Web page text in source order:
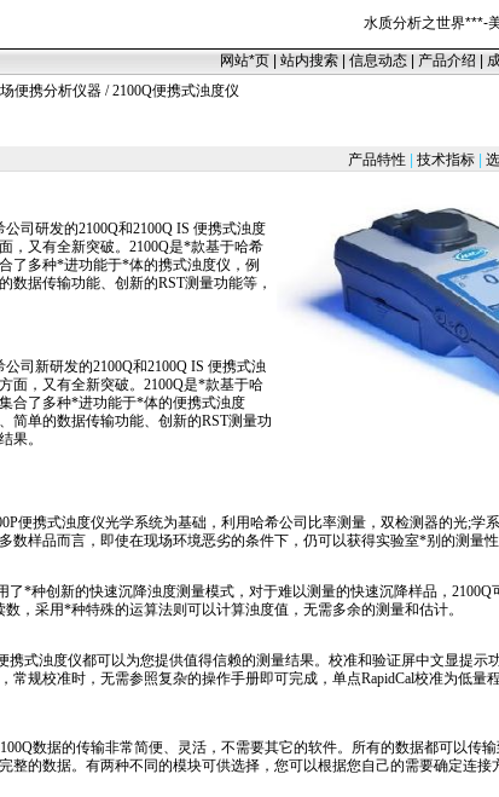
水质分析之世界***-
网站*页 站内搜索 信息动态 产品介绍
便携分析仪器 / 2100Q便携式浊度仪
产品特性 技术指标
公司研发的2100Q和2100Q IS 便携式浊度
，又有全新突破。2100Q是*款基于哈希
了多种*进功能于*体的携式浊度仪，例
数据传输功能、创新的RST测量功能等，
公司新研发的2100Q和2100Q IS 便携式浊
面，又有全新突破。2100Q是*款基于哈
合了多种*进功能于*体的便携式浊度
简单的数据传输功能、创新的RST测量功
果。
便携式浊度仪光学系统为基础，利用哈希公司比率测量，双检测器的光;学
数样品而言，即使在现场环境恶劣的条件下，仍可以获得实验室*别的测量性
了*种创新的快速沉降浊度测量模式，对于难以测量的快速沉降样品，
数，采用*种特殊的运算法则可以计算浊度值，无需多余的测量和估计。
携式浊度仪都可以为您提供值得信赖的测量结果。校准和验证屏中文显提示
常规校准时，无需参照复杂的操作手册即可完成，单点RapidCal校准为低量
数据的传输非常简便、灵活，不需要其它的软件。所有的数据都可以传
整的数据。有两种不同的模块可供选择，您可以根据您自己的需要确定连接